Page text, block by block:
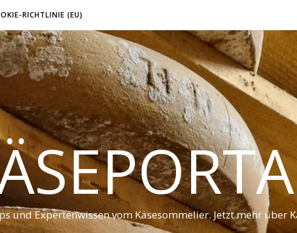
RICHTLINIE (EU)
und Expertenwissen vom Käsesommelier. Jetzt mehr über